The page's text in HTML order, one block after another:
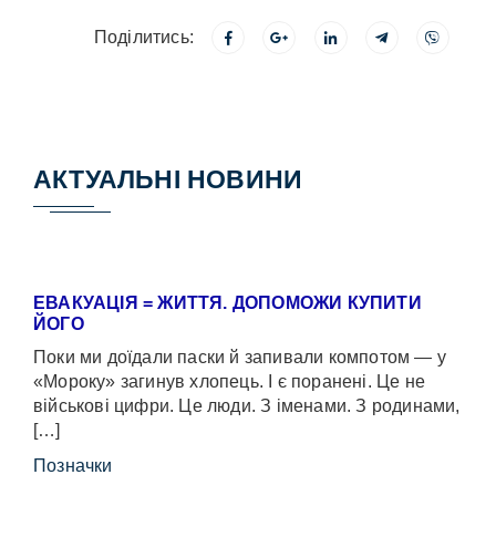
Поділитись:
АКТУАЛЬНІ НОВИНИ
ЕВАКУАЦІЯ = ЖИТТЯ. ДОПОМОЖИ КУПИТИ
ЙОГО
Поки ми доїдали паски й запивали компотом — у
«Мороку» загинув хлопець. І є поранені. Це не
військові цифри. Це люди. З іменами. З родинами,
[…]
Позначки